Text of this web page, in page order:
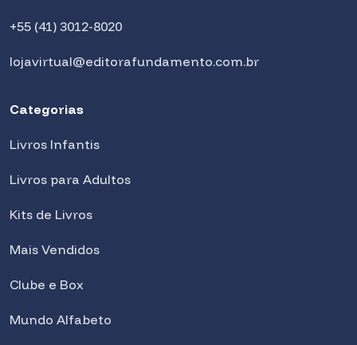
+55 (41) 3012-8020
lojavirtual@editorafundamento.com.br
Categorias
Livros Infantis
Livros para Adultos
Kits de Livros
Mais Vendidos
Clube e Box
Mundo Alfabeto